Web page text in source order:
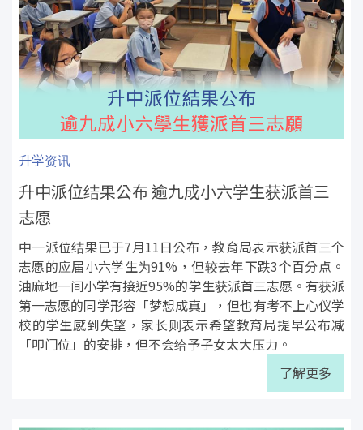
升学资讯
升中派位结果公布 逾九成小六学生获派首三
志愿
中一派位结果已于7月11日公布，教育局表示获派首三个
志愿的应届小六学生为91%，但较去年下跌3个百分点。
油麻地一间小学有接近95%的学生获派首三志愿。有获派
第一志愿的同学形容「梦想成真」，但也有考不上心仪学
校的学生感到失望，家长则表示希望教育局提早公布减
「叩门位」的安排，但不会给予子女太大压力。
了解更多